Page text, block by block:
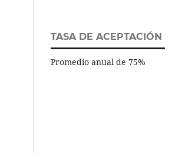
TASA DE ACEPTACIÓN
Promedio anual de 75%